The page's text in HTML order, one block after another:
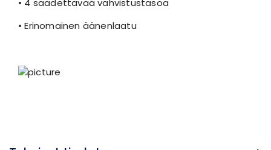
• 4 säädettävää vahvistustasoa
• Erinomainen äänenlaatu